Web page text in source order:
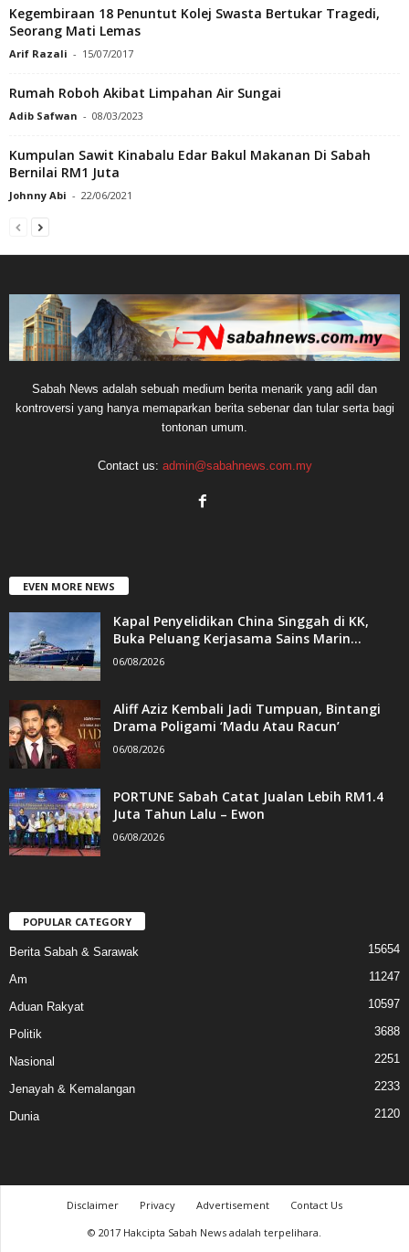
Kegembiraan 18 Penuntut Kolej Swasta Bertukar Tragedi,
Seorang Mati Lemas
Arif Razali - 15/07/2017
Rumah Roboh Akibat Limpahan Air Sungai
Adib Safwan - 08/03/2023
Kumpulan Sawit Kinabalu Edar Bakul Makanan Di Sabah
Bernilai RM1 Juta
Johnny Abi - 22/06/2021
Sabah News adalah sebuah medium berita menarik yang adil dan
kontroversi yang hanya memaparkan berita sebenar dan tular serta bagi
tontonan umum.
Contact us: admin@sabahnews.com.my
EVEN MORE NEWS
Kapal Penyelidikan China Singgah di KK,
Buka Peluang Kerjasama Sains Marin...
06/08/2026
Aliff Aziz Kembali Jadi Tumpuan, Bintangi
Drama Poligami ‘Madu Atau Racun’
06/08/2026
PORTUNE Sabah Catat Jualan Lebih RM1.4
Juta Tahun Lalu – Ewon
06/08/2026
POPULAR CATEGORY
Berita Sabah & Sarawak 15654
Am 11247
Aduan Rakyat 10597
Politik 3688
Nasional 2251
Jenayah & Kemalangan 2233
Dunia 2120
Disclaimer Privacy Advertisement
Contact Us
© 2017 Hakcipta Sabah News adalah terpelihara.